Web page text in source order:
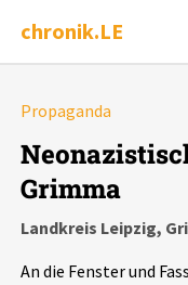
chronik.LE
Chronik
Propaganda
Grimma
Landkreis Leipzig,
An die Fenster und
Alle
Ereignisse
Ereignisse